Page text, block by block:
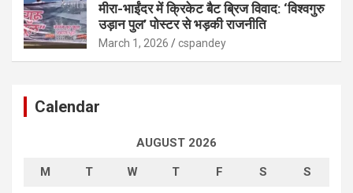
मीरा-भाईंदर में क्रिकेट बैट ब्रिज विवाद: ‘विश्वगुरु
उड़ान पुल’ पोस्टर से भड़की राजनीति
March 1, 2026 cspandey
Calendar
AUGUST 2026
M T W T F S S